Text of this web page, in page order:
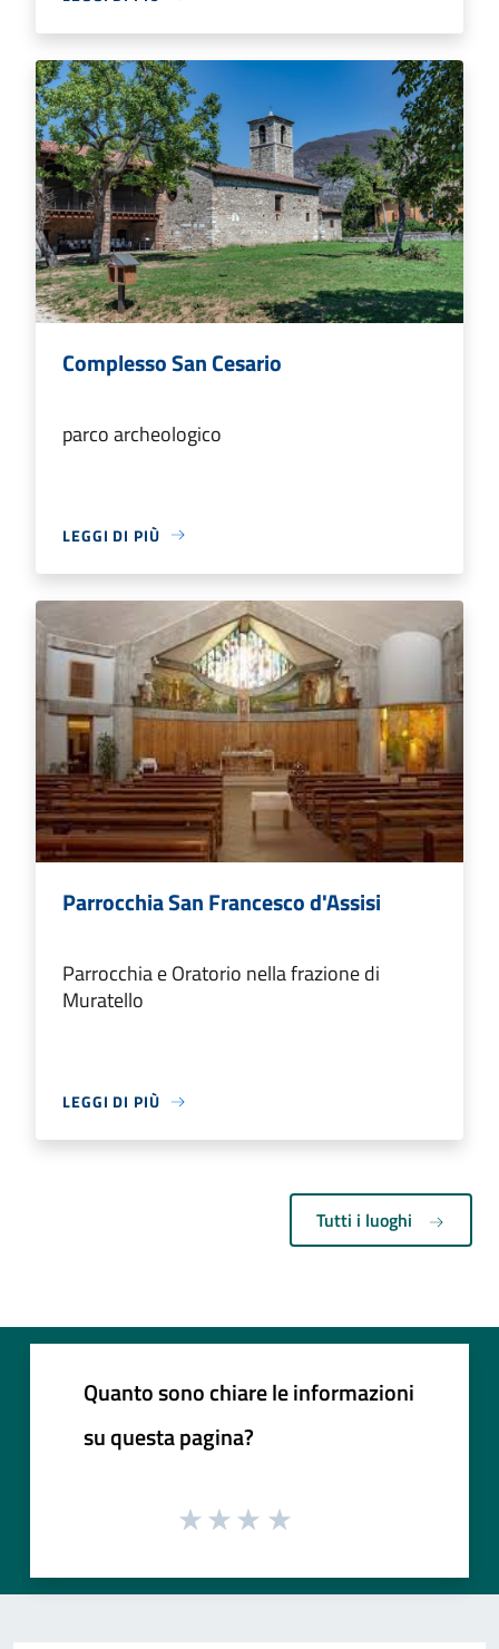
Complesso San Cesario
parco archeologico
LEGGI DI PIÙ
Parrocchia San Francesco d'Assisi
Parrocchia e Oratorio nella frazione di
Muratello
LEGGI DI PIÙ
Tutti i luoghi
Quanto sono chiare le informazioni
su questa pagina?